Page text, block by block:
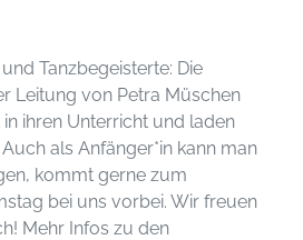
Tanzbegeisterte: Die
Leitung von Petra Müschen
ihren Unterricht und laden
als Anfänger*in kann man
kommt gerne zum
bei uns vorbei. Wir freuen
Mehr Infos zu den